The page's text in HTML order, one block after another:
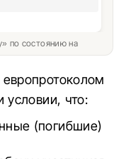
по состоянию на
условии, что:
(погибшие)